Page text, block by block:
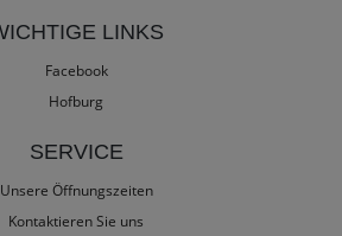
LINKS
Facebook
Hofburg
SERVICE
Unsere Öffnungszeiten
Kontaktieren Sie uns